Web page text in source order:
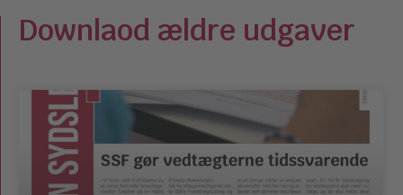
Downlaod ældre udgaver